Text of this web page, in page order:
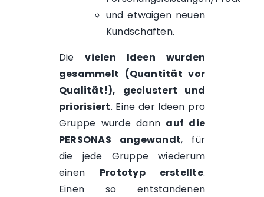
und etwaigen neuen
Kundschaften.
Dievielen Ideen wurden
gesammelt (Quantität vor
Qualität!), geclustert und
priorisiert. Eine der Ideen pro
Gruppe wurde dann auf die
PERSONAS angewandt, für
die jede Gruppe wiederum
einen Prototyp erstellte.
Einen so entstandenen